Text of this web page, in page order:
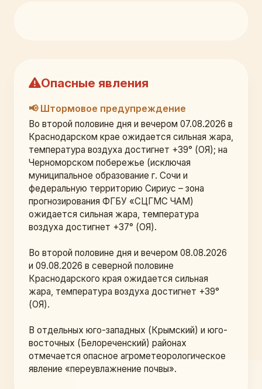
Опасные явления
📢 Штормовое предупреждение
Во второй половине дня и вечером 07.08.2026 в
Краснодарском крае ожидается сильная жара,
температура воздуха достигнет +39° (ОЯ); на
Черноморском побережье (исключая
муниципальное образование г. Сочи и
федеральную территорию Сириус – зона
прогнозирования ФГБУ «СЦГМС ЧАМ)
ожидается сильная жара, температура
воздуха достигнет +37° (ОЯ).
Во второй половине дня и вечером 08.08.2026
и 09.08.2026 в северной половине
Краснодарского края ожидается сильная
жара, температура воздуха достигнет +39°
(ОЯ).
В отдельных юго-западных (Крымский) и юго-
восточных (Белореченский) районах
отмечается опасное агрометеорологическое
явление «переувлажнение почвы».